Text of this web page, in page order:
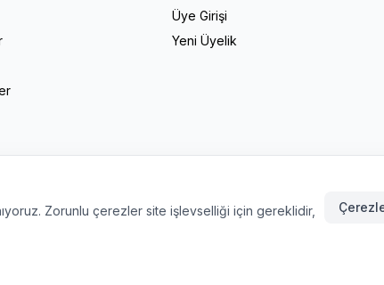
Üye Girişi
Yeni Üyelik
Zorunlu çerezler site işlevselliği için gereklidir,